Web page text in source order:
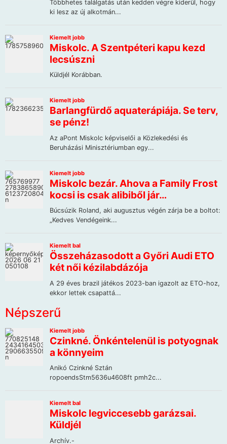
Népszerű